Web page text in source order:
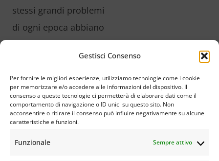
Gestisci Consenso
Per fornire le migliori esperienze, utilizziamo tecnologie come i cookie
per memorizzare e/o accedere alle informazioni del dispositivo. Il
consenso a queste tecnologie ci permetterà di elaborare dati come il
comportamento di navigazione o ID unici su questo sito. Non
acconsentire o ritirare il consenso può influire negativamente su alcune
caratteristiche e funzioni.
Funzionale Sempre attivo
stessi grandi problemi
di ogni epoca abbiano
di stelle che sfilano
sotto forma di una
ricca parata di menti
brillanti. Oggi c’è più
possibilità di libertà e